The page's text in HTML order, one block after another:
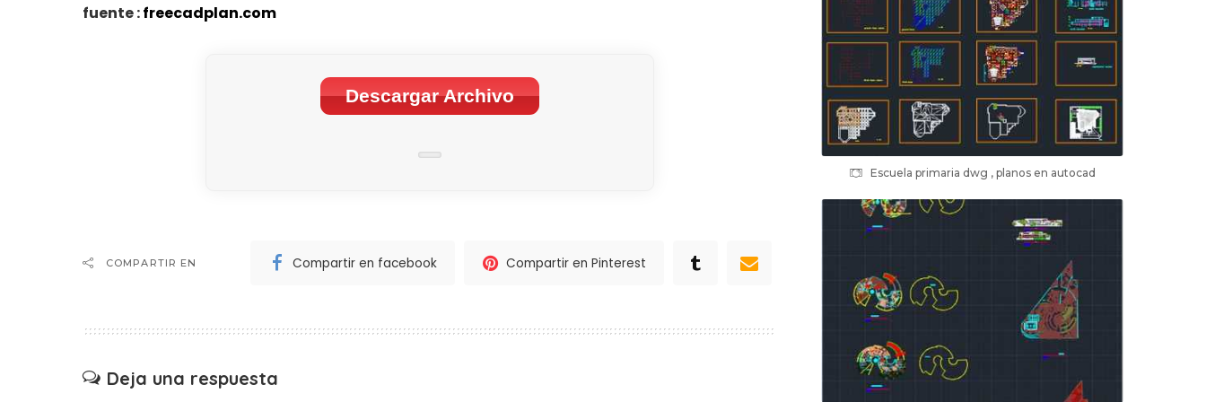
fuente :freecadplan.com
Descargar Archivo
COMPARTIR EN Compartir en facebook Compartir en Pinterest
Deja una respuesta
Escuela primaria dwg , planos en autocad